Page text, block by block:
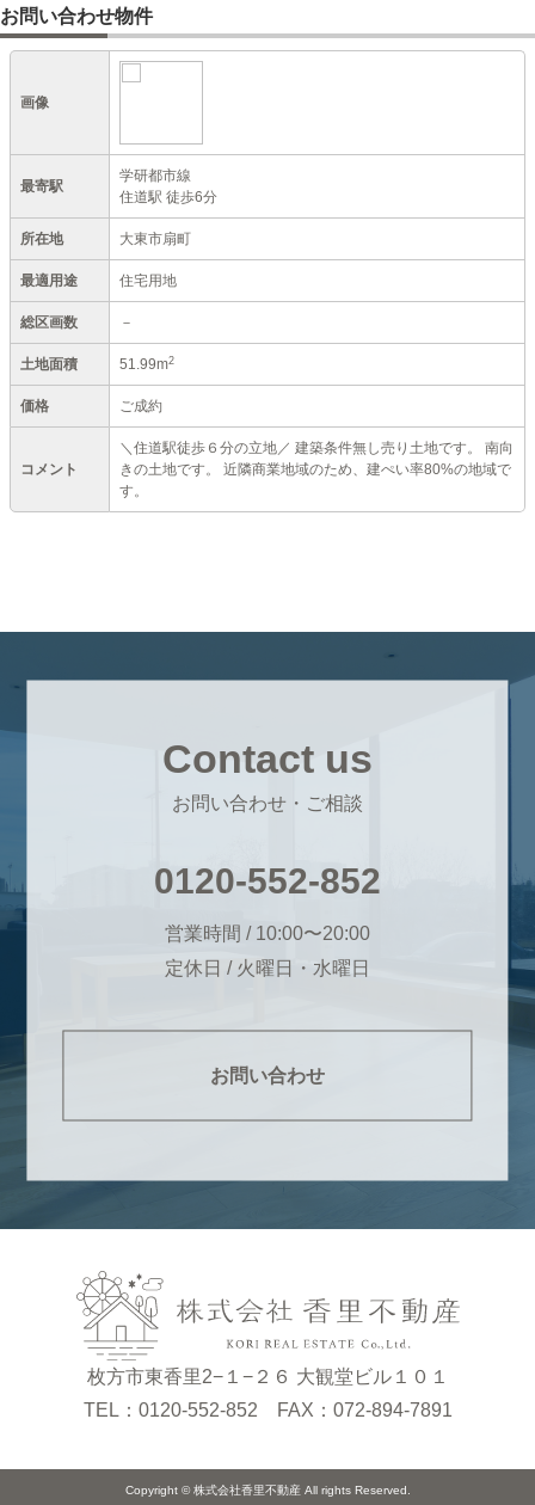
お問い合わせ物件
画像
最寄駅
学研都市線
住道駅 徒歩6分
所在地 大東市扇町
最適用途 住宅用地
総区画数 －
土地面積 51.99m2
価格 ご成約
コメント
＼住道駅徒歩６分の立地／ 建築条件無し売り土地です。 南向
きの土地です。 近隣商業地域のため、建ぺい率80%の地域で
す。
Contact us
お問い合わせ・ご相談
0120-552-852
営業時間 / 10:00〜20:00
定休日 / 火曜日・水曜日
お問い合わせ
枚方市東香里2−１−２６ 大観堂ビル１０１
TEL：0120-552-852 FAX：072-894-7891
Copyright © 株式会社香里不動産 All rights Reserved.